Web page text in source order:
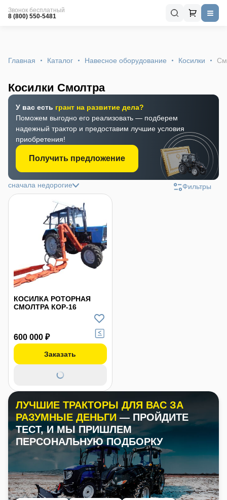
Звонок бесплатный
8 (800) 550-5481
Главная Каталог Навесное оборудование Косилки
Косилки Смолтра
У вас есть грант на развитие дела?
Поможем выгодно его реализовать — подберем
надежный трактор и предоставим лучшие условия
приобретения!
Получить предложение
сначала недорогие Фильтры
КОСИЛКА РОТОРНАЯ
СМОЛТРА КОР-16
600 000 ₽
Заказать
ЛУЧШИЕ ТРАКТОРЫ ДЛЯ ВАС ЗА
РАЗУМНЫЕ ДЕНЬГИ — ПРОЙДИТЕ
ТЕСТ, И МЫ ПРИШЛЕМ
ПЕРСОНАЛЬНУЮ ПОДБОРКУ